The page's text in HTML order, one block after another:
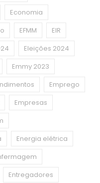
Economia
EFMM
EIR
Eleições 2024
Emmy 2023
Emprego
Empresas
Energia elétrica
Entregadores